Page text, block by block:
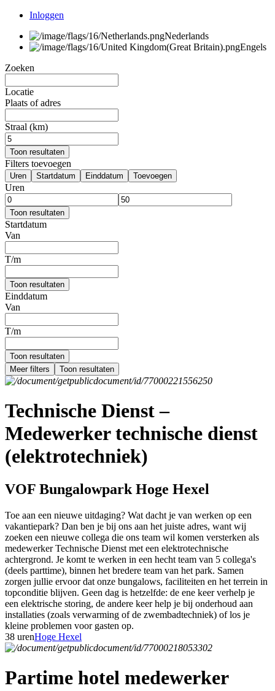
Inloggen
Nederlands
Engels
Zoeken
Locatie
Plaats of adres
Straal (km)
Toon resultaten
Filters toevoegen
Uren Startdatum Einddatum Toevoegen
Uren
Toon resultaten
Startdatum
Van
T/m
Toon resultaten
Einddatum
Van
T/m
Toon resultaten
Meer filters
Toon resultaten
Technische Dienst –
Medewerker technische dienst
(elektrotechniek)
VOF Bungalowpark Hoge Hexel
Toe aan een nieuwe uitdaging? Wat dacht je van werken op een
vakantiepark? Dan ben je bij ons aan het juiste adres, want wij
zoeken een nieuwe collega die ons team wil komen versterken als
medewerker Technische Dienst met een elektrotechnische
achtergrond. Je komt te werken in een hecht team van 5 collega's
(deels parttime), binnen het bredere team van het park. Samen
zorgen jullie ervoor dat onze bungalows, faciliteiten en het terrein in
topconditie blijven. Geen dag is hetzelfde: de ene keer verhelp je
een elektrische storing, de andere keer help je bij onderhoud aan
installaties (zoals verwarming of de zwembadtechniek) of los je
kleine problemen voor gasten op.
38 urenHoge Hexel
Partime hotel medewerker